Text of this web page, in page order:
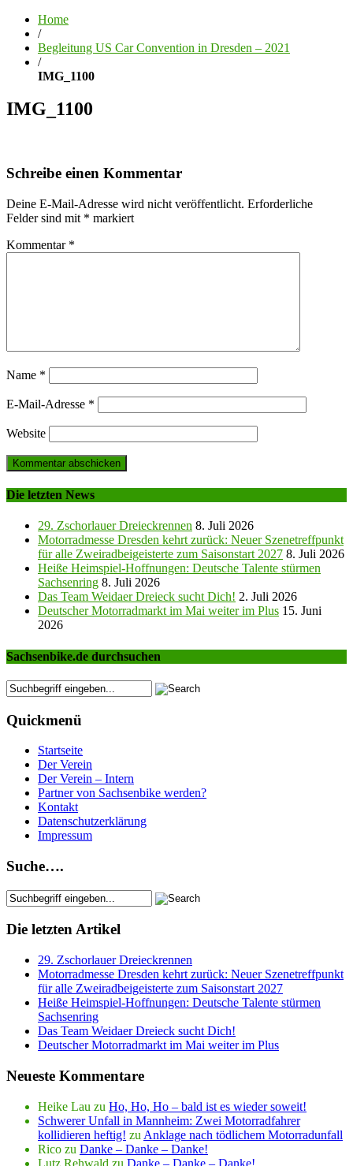
Home
/
Begleitung US Car Convention in Dresden – 2021
/
IMG_1100
IMG_1100
Schreibe einen Kommentar
Deine E-Mail-Adresse wird nicht veröffentlicht. Erforderliche
Felder sind mit * markiert
Kommentar *
Name *
E-Mail-Adresse *
Website
Die letzten News
29. Zschorlauer Dreieckrennen 8. Juli 2026
Motorradmesse Dresden kehrt zurück: Neuer Szenetreffpunkt
für alle Zweiradbeigeisterte zum Saisonstart 2027 8. Juli 2026
Heiße Heimspiel-Hoffnungen: Deutsche Talente stürmen
Sachsenring 8. Juli 2026
Das Team Weidaer Dreieck sucht Dich! 2. Juli 2026
Deutscher Motorradmarkt im Mai weiter im Plus 15. Juni
2026
Sachsenbike.de durchsuchen
Quickmenü
Startseite
Der Verein
Der Verein – Intern
Partner von Sachsenbike werden?
Kontakt
Datenschutzerklärung
Impressum
Suche….
Die letzten Artikel
29. Zschorlauer Dreieckrennen
Motorradmesse Dresden kehrt zurück: Neuer Szenetreffpunkt
für alle Zweiradbeigeisterte zum Saisonstart 2027
Heiße Heimspiel-Hoffnungen: Deutsche Talente stürmen
Sachsenring
Das Team Weidaer Dreieck sucht Dich!
Deutscher Motorradmarkt im Mai weiter im Plus
Neueste Kommentare
Heike Lau zu Ho, Ho, Ho – bald ist es wieder soweit!
Schwerer Unfall in Mannheim: Zwei Motorradfahrer
kollidieren heftig! zu Anklage nach tödlichem Motorradunfall
Rico zu Danke – Danke – Danke!
Lutz Rehwald zu Danke – Danke – Danke!